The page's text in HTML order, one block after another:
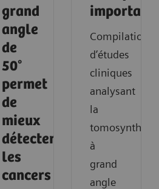
grand
angle
de
50°
permet
de
mieux
détecter
les
cancers
Compilation
d’études
cliniques
analysant
la
tomosynthèse
à
grand
angle